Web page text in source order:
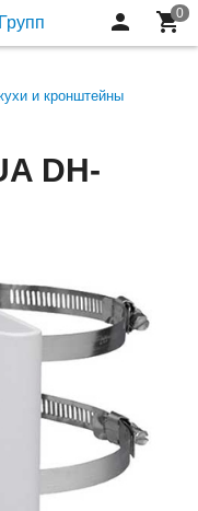
и кронштейны
DH-